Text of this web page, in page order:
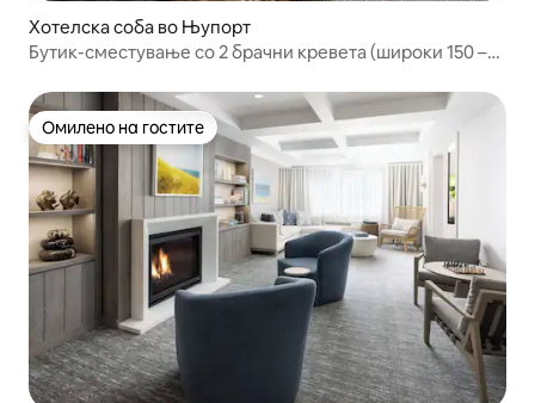
Хотелска соба во Њупорт
Бутик-сместување со 2 брачни кревета (широки 150 –
Омилено на гостите
Омилено на гостите